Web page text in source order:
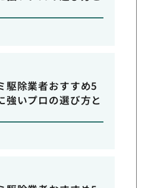
駆除業者おすすめ5
強いプロの選び方と